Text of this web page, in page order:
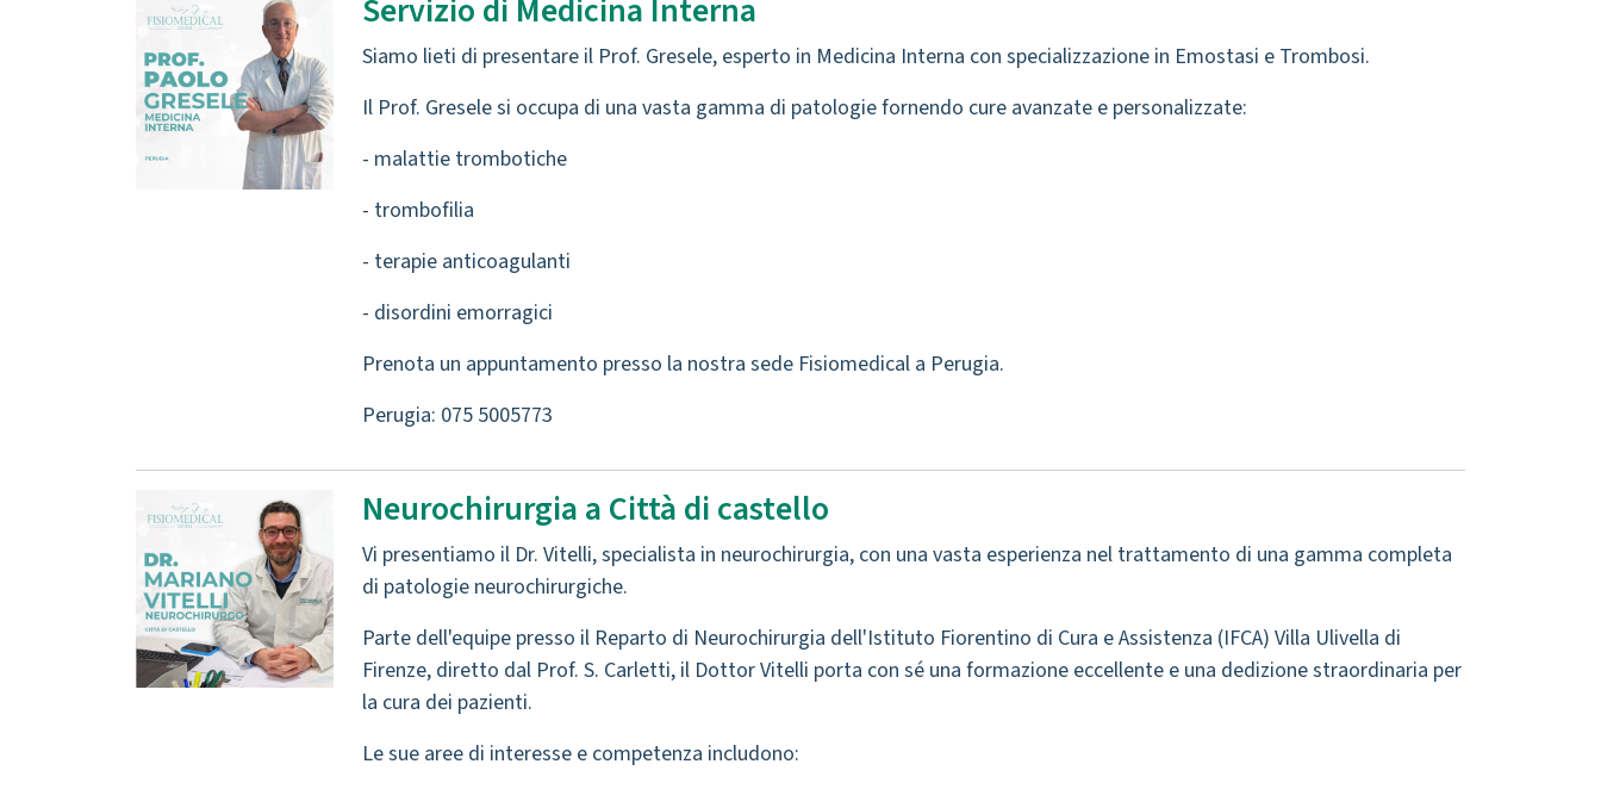
Servizio di Medicina Interna
Siamo lieti di presentare il Prof. Gresele, esperto in Medicina Interna con specializzazione in Emostasi e Trombosi.
Il Prof. Gresele si occupa di una vasta gamma di patologie fornendo cure avanzate e personalizzate:
- malattie trombotiche
- trombofilia
- terapie anticoagulanti
- disordini emorragici
Prenota un appuntamento presso la nostra sede Fisiomedical a Perugia.
Perugia: 075 5005773
Neurochirurgia a Città di castello
Vi presentiamo il Dr. Vitelli, specialista in neurochirurgia, con una vasta esperienza nel trattamento di una gamma completa
di patologie neurochirurgiche.
Parte dell'equipe presso il Reparto di Neurochirurgia dell'Istituto Fiorentino di Cura e Assistenza (IFCA) Villa Ulivella di
Firenze, diretto dal Prof. S. Carletti, il Dottor Vitelli porta con sé una formazione eccellente e una dedizione straordinaria per
la cura dei pazienti.
Le sue aree di interesse e competenza includono: